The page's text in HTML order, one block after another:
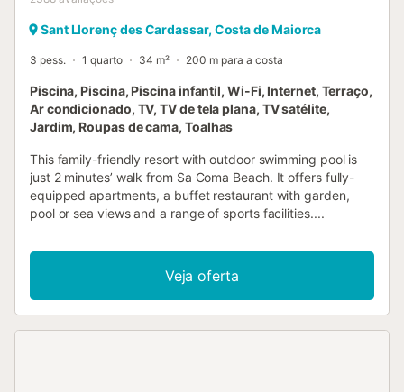
Sant Llorenç des Cardassar, Costa de Maiorca
3 pess. 1 quarto 34 m² 200 m para a costa
Piscina, Piscina, Piscina infantil, Wi-Fi, Internet, Terraço,
Ar condicionado, TV, TV de tela plana, TV satélite,
Jardim, Roupas de cama, Toalhas
This family-friendly resort with outdoor swimming pool is
just 2 minutes’ walk from Sa Coma Beach. It offers fully-
equipped apartments, a buffet restaurant with garden,
pool or sea views and a range of sports facilities....
Veja oferta